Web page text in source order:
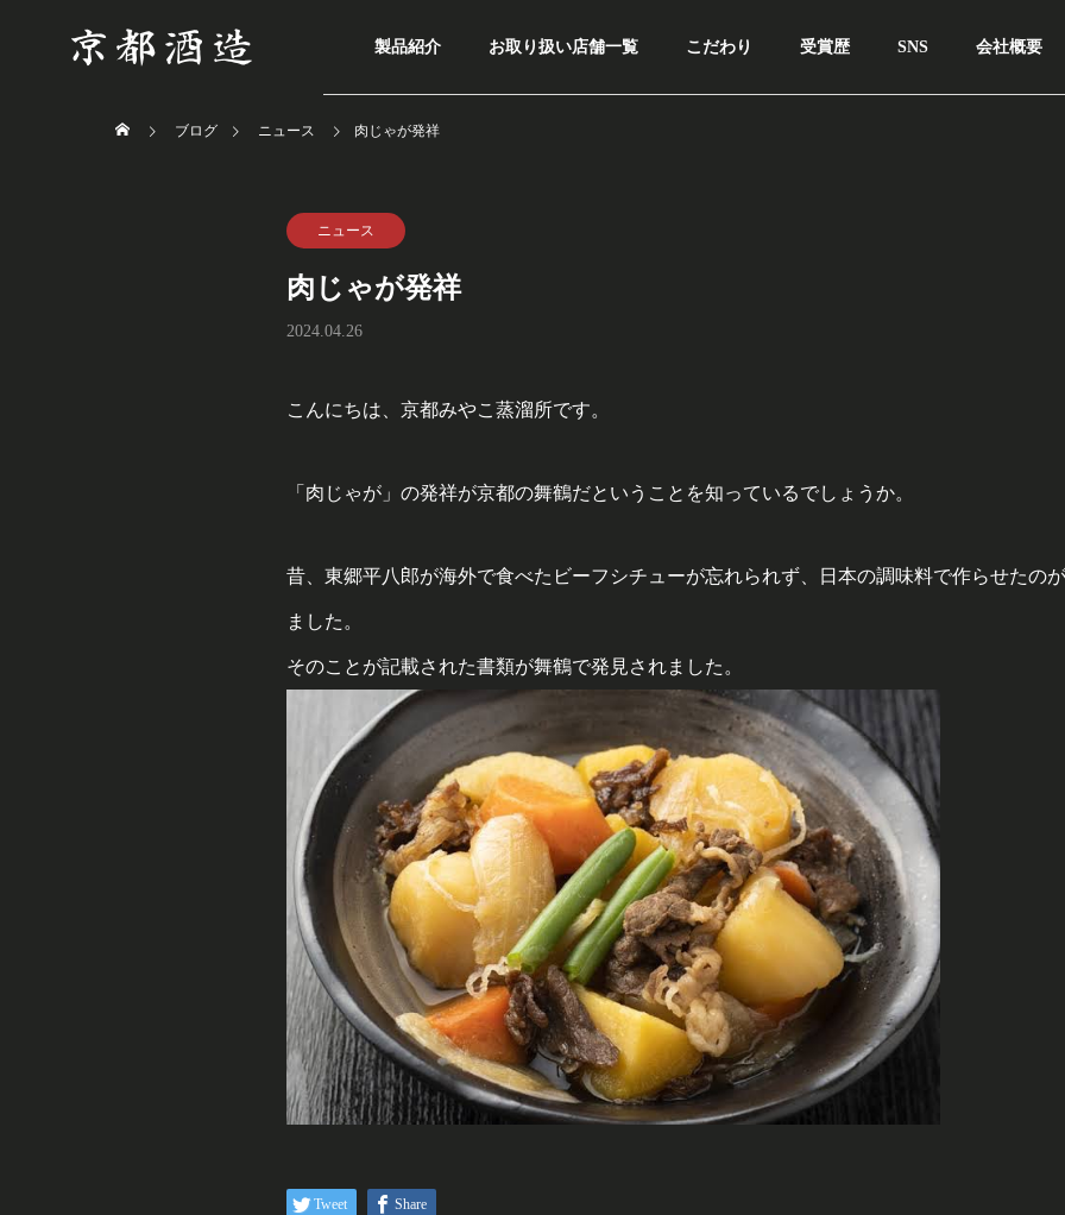
製品紹介 お取り扱い店舗一覧 こだわり 受賞歴 SNS 会社概要
ブログ ニュース 肉じゃが発祥
ニュース
肉じゃが発祥
2024.04.26
こんにちは、京都みやこ蒸溜所です。
「肉じゃが」の発祥が京都の舞鶴だということを知っているでしょうか。
昔、東郷平八郎が海外で食べたビーフシチューが忘れられず、日本の調味料で作らせたの
ました。
そのことが記載された書類が舞鶴で発見されました。
Tweet Share